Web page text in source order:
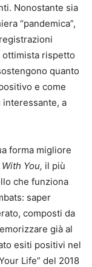
Nonostante sia
“pandemica”,
ottimista rispetto
quanto
e come
a
forma migliore
You, il più
che funziona
saper
composti da
già al
esiti positivi nel
Life” del 2018